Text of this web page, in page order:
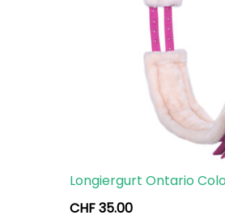
Longiergurt Ontario
CHF35.00